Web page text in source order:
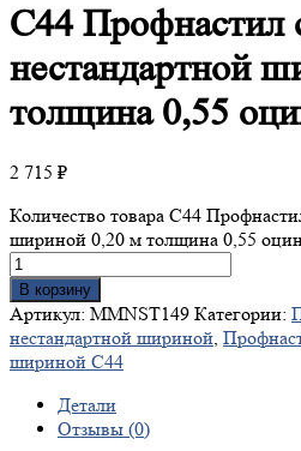
С44Профнастил
нестандартной
толщина 0,55
2 715 ₽
Количество товара С44
шириной 0,20 м толщина 0,55
В корзину
Артикул: MMNST149 Категории:
нестандартной шириной,
шириной С44
Детали
Отзывы (0)